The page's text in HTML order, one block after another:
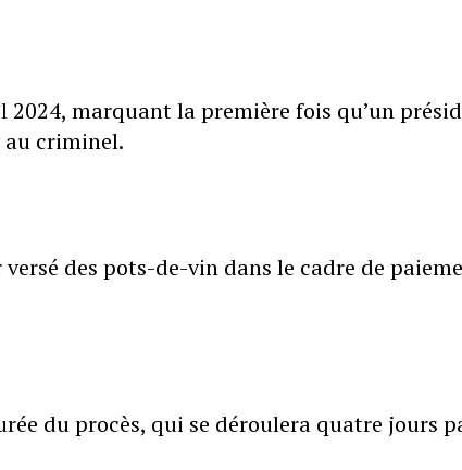
2024, marquant la première fois qu’un
au criminel.
des pots-de-vin dans le cadre de
du procès, qui se déroulera quatre jours